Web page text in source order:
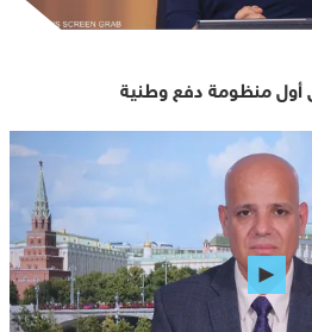
أول منظومة دفع وطنية